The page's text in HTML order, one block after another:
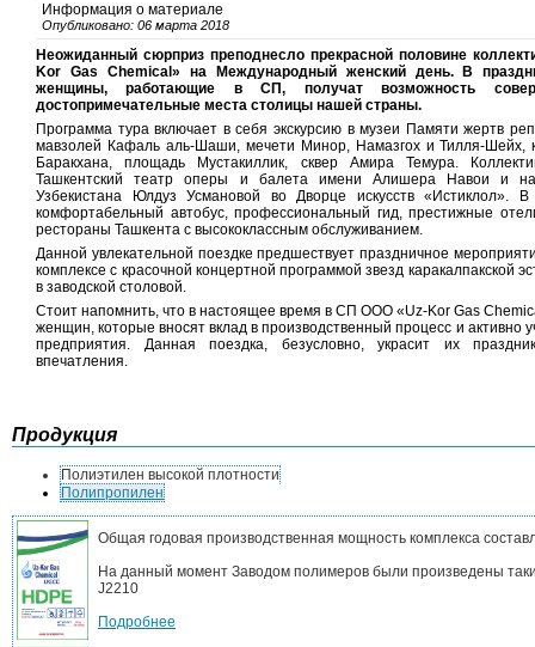
Информация о материале
Опубликовано: 06 марта 2018
Неожиданный сюрприз преподнесло прекрасной половине
Kor Gas Chemical » на Международный женский день. В
женщины, работающие в СП, получат возможность
достопримечательные места столицы нашей страны.
Программа тура включает в себя экскурсию в музеи Памяти жертв
мавзолей Кафаль аль-Шаши, мечети Минор, Намазгох и Тилля-Шейх,
Баракхана, площадь Мустакиллик, сквер Амира Темура.
Ташкентский театр оперы и балета имени Алишера Навои и на
Узбекистана Юлдуз Усмановой во Дворце искусств
комфортабельный автобус, профессиональный гид, престижные
рестораны Ташкента с высококлассным обслуживанием.
Данной увлекательной поездке предшествует праздничное
комплексе с красочной концертной программой звезд каракалпакской
в заводской столовой.
Стоит напомнить, что в настоящее время в СП ООО «Uz-Kor Gas
женщин, которые вносят вклад в производственный процесс и активно
предприятия. Данная поездка, безусловно, украсит их
впечатления.
Продукция
Полиэтилен высокой плотности
Полипропилен
Общая годовая производственная мощность комплекса
На данный момент Заводом полимеров были произведены
J2210
Подробнее